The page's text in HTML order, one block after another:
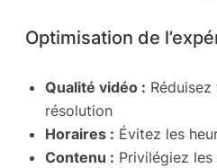
Optimisation de
Qualité vidéo :
résolution
Horaires : Évitez les
Contenu : Privilégiez